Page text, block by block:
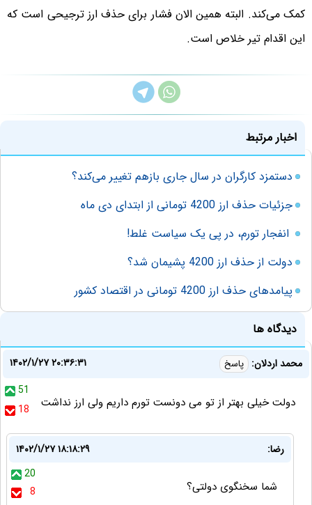
کمک می‌کند. البته همین الان فشار برای حذف ارز ترجیحی است که
این اقدام تیر خلاص است.
اخبار مرتبط
دستمزد کارگران در سال جاری بازهم تغییر می‌کند؟
جزئیات حذف ارز 4200 تومانی از ابتدای دی ماه
انفجار تورم، در پی یک سیاست غلط!
دولت از حذف ارز 4200 پشیمان شد؟
پیامدهای حذف ارز 4200 تومانی در اقتصاد کشور
دیدگاه ها
محمد اردلان: پاسخ
۱۴۰۲/۱/۲۷ ۲۰:۳۶:۳۱
51
18
دولت خیلی بهتر از تو می دونست تورم داریم ولی ارز نداشت
رضا:
۱۴۰۲/۱/۲۷ ۱۸:۱۸:۲۹
20
8
شما سخنگوی دولتی؟